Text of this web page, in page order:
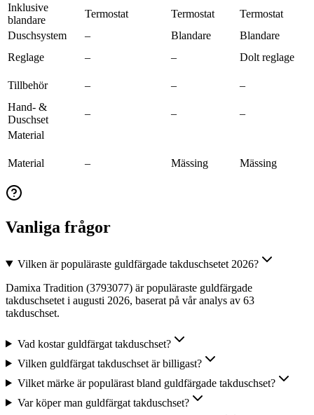
Inklusive
blandare
Termostat Termostat
Termostat
Duschsystem
– Blandare
Blandare
Reglage
– – Dolt reglage
Tillbehör – –
–
Hand- &
Duschset
– –
–
Material
Material – Mässing Mässing
Vanliga frågor
Vilken är populäraste guldfärgade takduschsetet 2026?
Damixa Tradition (3793077) är populäraste guldfärgade
takduschsetet i augusti 2026, baserat på vår analys av 63
takduschset.
Vad kostar guldfärgat takduschset?
Vilken guldfärgat takduschset är billigast?
Vilket märke är populärast bland guldfärgade takduschset?
Var köper man guldfärgat takduschset?